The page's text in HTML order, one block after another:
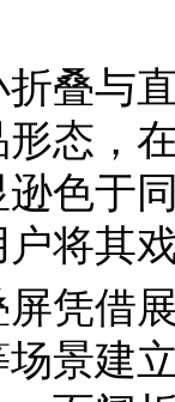
叠与
态，
色于
将其
凭借
景建